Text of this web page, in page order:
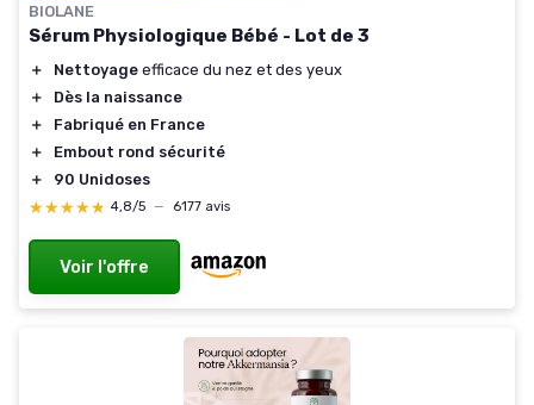
BIOLANE
Sérum Physiologique Bébé - Lot de 3
＋ Nettoyage efficace du nez et des yeux
＋
Dès la naissance
＋
Fabriqué en France
＋
Embout rond sécurité
＋
90 Unidoses
★★★★★
★★★★★ 4,8/5 — 6177 avis
Voir l'offre